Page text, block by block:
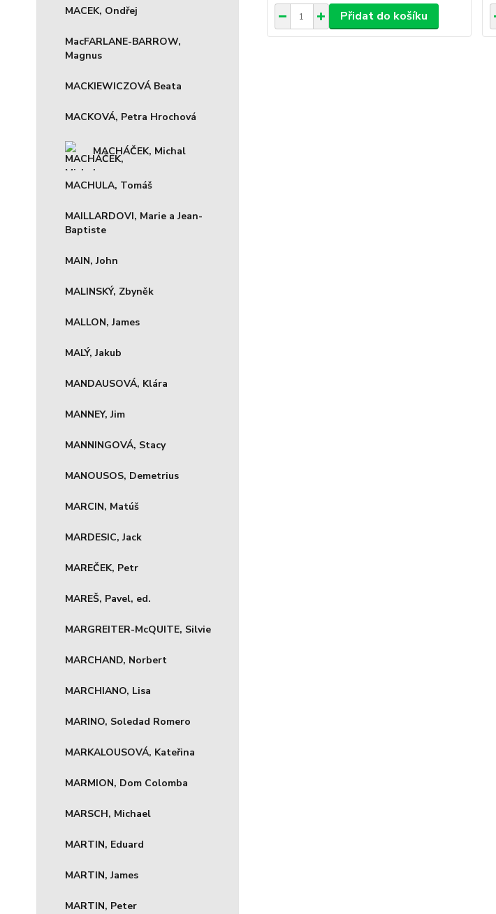
MACEK, Ondřej
MacFARLANE-BARROW,
Magnus
MACKIEWICZOVÁ Beata
MACKOVÁ, Petra Hrochová
MACHÁČEK, Michal
MACHULA, Tomáš
MAILLARDOVI, Marie a Jean-
Baptiste
MAIN, John
MALINSKÝ, Zbyněk
MALLON, James
MALÝ, Jakub
MANDAUSOVÁ, Klára
MANNEY, Jim
MANNINGOVÁ, Stacy
MANOUSOS, Demetrius
MARCIN, Matúš
MARDESIC, Jack
MAREČEK, Petr
MAREŠ, Pavel, ed.
MARGREITER-McQUITE, Silvie
MARCHAND, Norbert
MARCHIANO, Lisa
MARINO, Soledad Romero
MARKALOUSOVÁ, Kateřina
MARMION, Dom Colomba
MARSCH, Michael
MARTIN, Eduard
MARTIN, James
MARTIN, Peter
Přidat do košíku